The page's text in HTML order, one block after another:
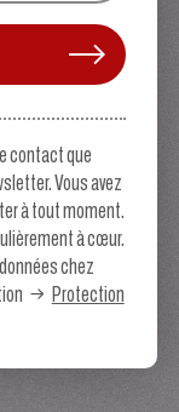
contact que
Vous avez
à tout moment.
à cœur.
chez
Protection